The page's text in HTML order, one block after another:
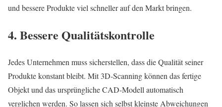
und bessere Produkte viel schneller auf den Markt bringen.
4. Bessere Qualitätskontrolle
Jedes Unternehmen muss sicherstellen, dass die Qualität seiner
Produkte konstant bleibt. Mit 3D-Scanning können das fertige
Objekt und das ursprüngliche CAD-Modell automatisch
verglichen werden. So lassen sich selbst kleinste Abweichungen